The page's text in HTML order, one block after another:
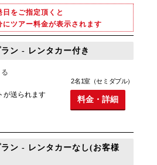
日をご指定頂くと
にツアー料金が表示されます
ン - レンタカー付き
が送られます
2名1室（セミダブル）
料金・詳細
ン - レンタカーなし(お客様